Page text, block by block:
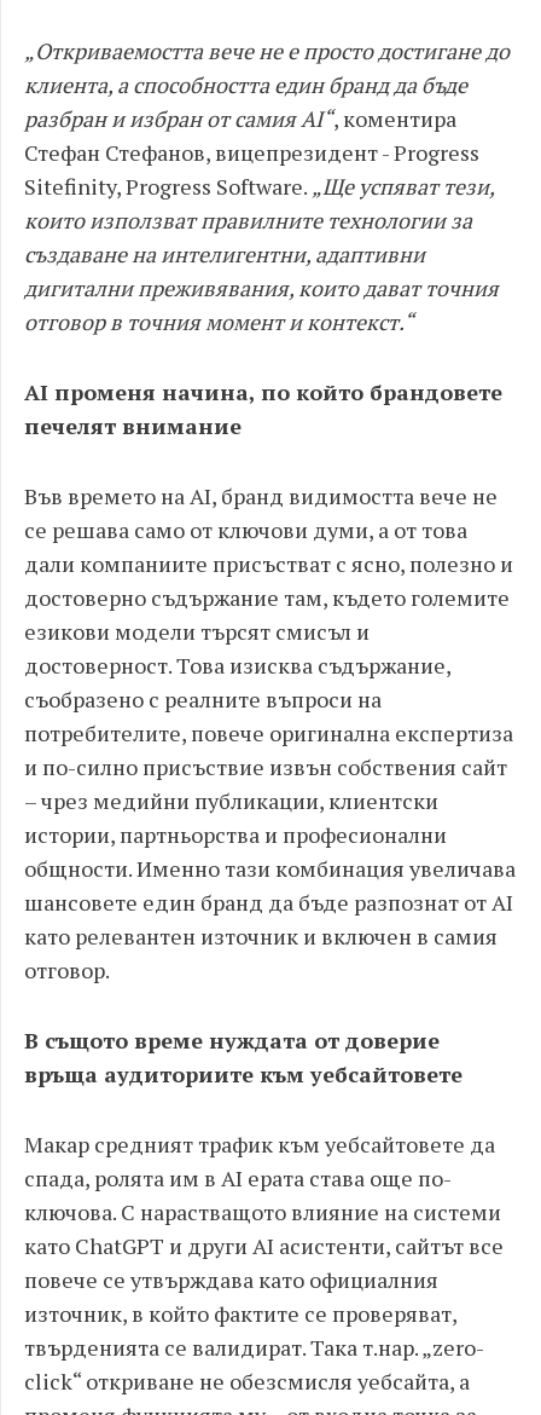
„Откриваемостта вече не е просто достигане до
клиента, а способността един бранд да бъде
разбран и избран от самия AI“, коментира
Стефан Стефанов, вицепрезидент - Progress
Sitefinity, Progress Software. „Ще успяват тези,
които използват правилните технологии за
създаване на интелигентни, адаптивни
дигитални преживявания, които дават точния
отговор в точния момент и контекст.“
AI променя начина, по който брандовете
печелят внимание
Във времето на AI, бранд видимостта вече не
се решава само от ключови думи, а от това
дали компаниите присъстват с ясно, полезно и
достоверно съдържание там, където големите
езикови модели търсят смисъл и
достоверност. Това изисква съдържание,
съобразено с реалните въпроси на
потребителите, повече оригинална експертиза
и по-силно присъствие извън собствения сайт
– чрез медийни публикации, клиентски
истории, партньорства и професионални
общности. Именно тази комбинация увеличава
шансовете един бранд да бъде разпознат от AI
като релевантен източник и включен в самия
отговор.
В същото време нуждата от доверие
връща аудиториите към уебсайтовете
Макар средният трафик към уебсайтовете да
спада, ролята им в AI ерата става още по-
ключова. С нарастващото влияние на системи
като ChatGPT и други AI асистенти, сайтът все
повече се утвърждава като официалния
източник, в който фактите се проверяват,
твърденията се валидират. Така т.нар. „zero-
click“ откриване не обезсмисля уебсайта, а